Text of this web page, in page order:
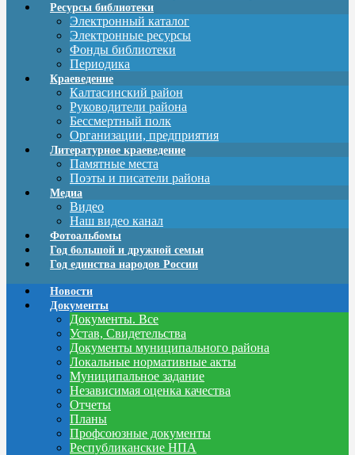
Ресурсы библиотеки
Электронный каталог
Электронные ресурсы
Фонды библиотеки
Периодика
Краеведение
Калтасинский район
Руководители района
Бессмертный полк
Организации, предприятия
Литературное краеведение
Памятные места
Поэты и писатели района
Медиа
Видео
Наш видео канал
Фотоальбомы
Год большой и дружной семьи
Год единства народов России
Новости
Документы
Документы. Все
Устав, Свидетельства
Документы муниципального района
Локальные нормативные акты
Муниципальное задание
Независимая оценка качества
Отчеты
Планы
Профсоюзные документы
Республиканские НПА